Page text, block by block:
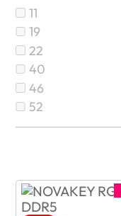
11
19
22
40
46
52